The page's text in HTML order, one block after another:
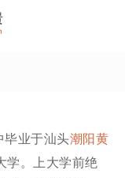
业于汕头潮阳黄
学。上大学前绝